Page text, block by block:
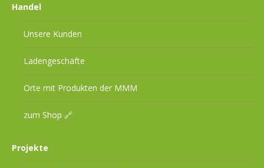
Handel
Unsere Kunden
Ladengeschäfte
Orte mit Produkten der MMM
zum Shop 🔗
Projekte